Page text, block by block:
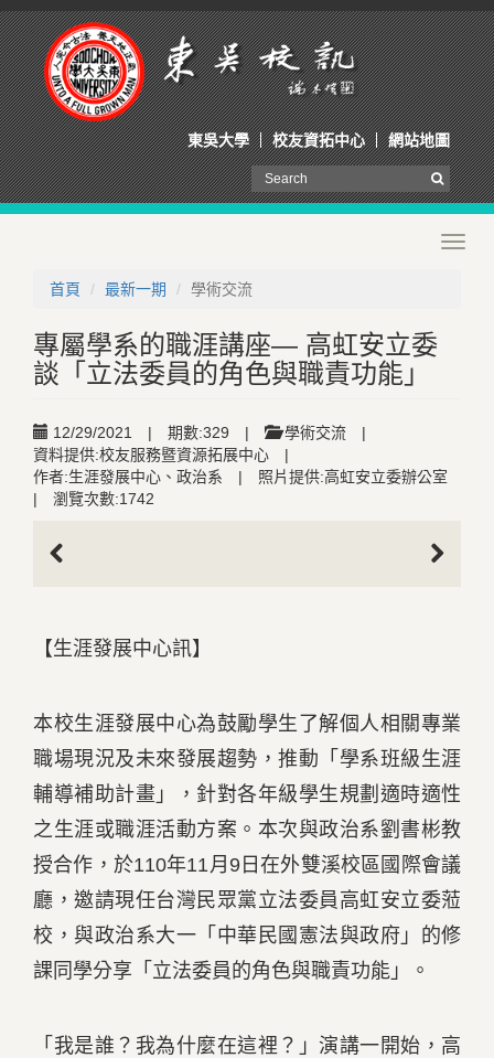
東吳大學 校友資拓中心 網站地圖
首頁
最新一期 學術交流
專屬學系的職涯講座— 高虹安立委
談「立法委員的角色與職責功能」
12/29/2021 | 期數:329 | 學術交流
|
資料提供:校友服務暨資源拓展中心
|
作者:生涯發展中心、政治系
|
照片提供:高虹安立委辦公室
|
瀏覽次數:1742
【生涯發展中心訊】
本校生涯發展中心為鼓勵學生了解個人相關專業
職場現況及未來發展趨勢，推動「學系班級生涯
輔導補助計畫」，針對各年級學生規劃適時適性
之生涯或職涯活動方案。本次與政治系劉書彬教
授合作，於110年11月9日在外雙溪校區國際會議
廳，邀請現任台灣民眾黨立法委員高虹安立委蒞
校，與政治系大一「中華民國憲法與政府」的修
課同學分享「立法委員的角色與職責功能」。
「我是誰？我為什麼在這裡？」演講一開始，高